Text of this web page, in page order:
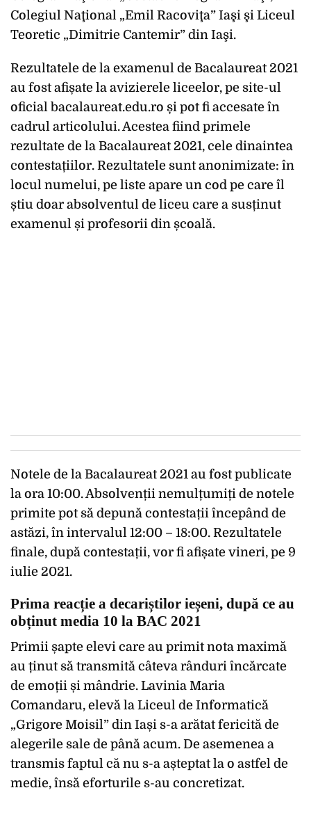
Colegiul Naţional „Emil Racoviţa” Iaşi şi Liceul
Teoretic „Dimitrie Cantemir” din Iaşi.
Rezultatele de la examenul de Bacalaureat 2021
au fost afișate la avizierele liceelor, pe site-ul
oficial bacalaureat.edu.ro și pot fi accesate în
cadrul articolului. Acestea fiind primele
rezultate de la Bacalaureat 2021, cele dinaintea
contestațiilor. Rezultatele sunt anonimizate: în
locul numelui, pe liste apare un cod pe care îl
știu doar absolventul de liceu care a susținut
examenul și profesorii din școală.
Notele de la Bacalaureat 2021 au fost publicate
la ora 10:00. Absolvenții nemulțumiți de notele
primite pot să depună contestații începând de
astăzi, în intervalul 12:00 – 18:00. Rezultatele
finale, după contestații, vor fi afișate vineri, pe 9
iulie 2021.
Prima reacție a decariștilor ieșeni, după ce au
obținut media 10 la BAC 2021
Primii șapte elevi care au primit nota maximă
au ținut să transmită câteva rânduri încărcate
de emoții și mândrie. Lavinia Maria
Comandaru, elevă la Liceul de Informatică
„Grigore Moisil” din Iași s-a arătat fericită de
alegerile sale de până acum. De asemenea a
transmis faptul că nu s-a așteptat la o astfel de
medie, însă eforturile s-au concretizat.